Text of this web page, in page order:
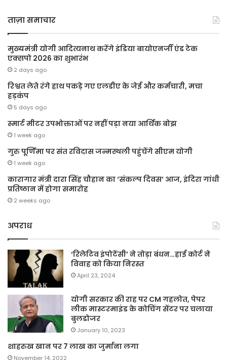
ताज़ा समाचार
मुख्यमंत्री योगी आदित्यनाथ करेंगे इंडिया बायोएनर्जी एंड टेक
एक्सपो 2026 का शुभारंभ
2 days ago
रिश्वत लेते रंगे हाथ पकड़े गए एलडीए के जेई और कर्मचारी, मचा
हड़कंप
5 days ago
स्मार्ट मीटर उपभोक्ताओं पर नहीं पड़ा नया आर्थिक बोझ
1 week ago
गुरु पूर्णिमा पर संत रविदास जन्मस्थली पहुंचेंगे सीएम योगी
1 week ago
कारागार मंत्री दारा सिंह चौहान का ‘संकल्प दिवस’ आज, इंदिरा गांधी
प्रतिष्ठान में होगा समारोह
2 weeks ago
अपराध
‘रिलेटिव इंपोटेंसी’ ने तोड़ा बंधन…हाई कोर्ट ने
विवाह को किया निरस्त
April 23, 2024
योगी सरकार की राह पर CM गहलोत, पेपर
लीक मास्टरमाइंड के कोचिंग सेंटर पर चलाया
बुलडोजर
January 10, 2023
शाहरुख खान पर 7 लाख का जुर्माना लगा
November 14, 2022